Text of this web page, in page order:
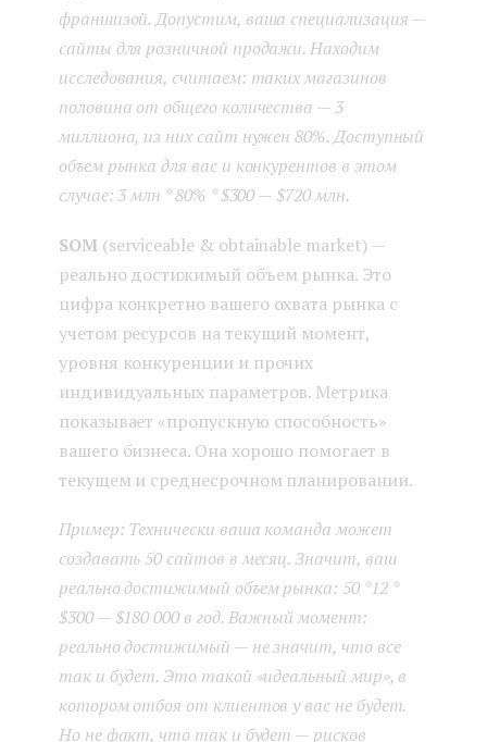
франшизой. Допустим, ваша специализация —
сайты для розничной продажи. Находим
исследования, считаем: таких магазинов
половина от общего количества — 3
миллиона, из них сайт нужен 80%. Доступный
объем рынка для вас и конкурентов в этом
случае: 3 млн * 80% * $300 — $720 млн.
SOM(serviceable & obtainable market) —
реально достижимый объем рынка. Это
цифра конкретно вашего охвата рынка с
учетом ресурсов на текущий момент,
уровня конкуренции и прочих
индивидуальных параметров. Метрика
показывает «пропускную способность»
вашего бизнеса. Она хорошо помогает в
текущем и среднесрочном планировании.
Пример: Технически ваша команда может
создавать 50 сайтов в месяц. Значит, ваш
реально достижимый объем рынка: 50 *12 *
$300 — $180 000 в год. Важный момент:
реально достижимый — не значит, что все
так и будет. Это такой «идеальный мир», в
котором отбоя от клиентов у вас не будет.
Но не факт, что так и будет — рисков